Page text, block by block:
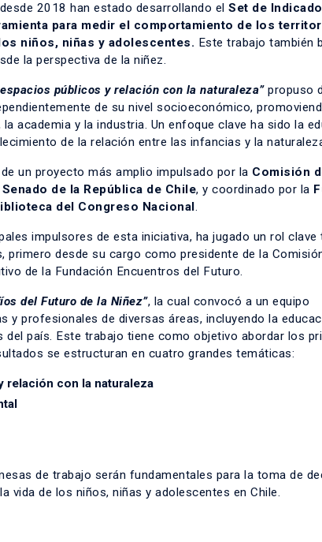
2018 han estado desarrollando el Set de
para medir el comportamiento de los
niños, niñas y adolescentes. Este trabajo también
la perspectiva de la niñez.
públicos y relación con la naturaleza”propuso
de su nivel socioeconómico,
academia y la industria. Un enfoque clave ha sido la
de la relación entre las infancias y la
un proyecto más amplio impulsado por la Comisión
de la República de Chile, y coordinado por la
del Congreso Nacional.
impulsores de esta iniciativa, ha jugado un rol clave
desde su cargo como presidente de la
de la Fundación Encuentros del Futuro.
del Futuro de la Niñez”, la cual convocó a un equipo
profesionales de diversas áreas, incluyendo la
país. Este trabajo tiene como objetivo abordar los
se estructuran en cuatro grandes temáticas:
relación con la naturaleza
de trabajo serán fundamentales para la toma de
vida de los niños, niñas y adolescentes en Chile.